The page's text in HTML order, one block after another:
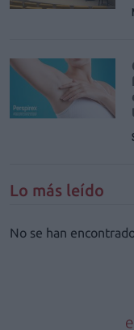
Lo más leído
No se han